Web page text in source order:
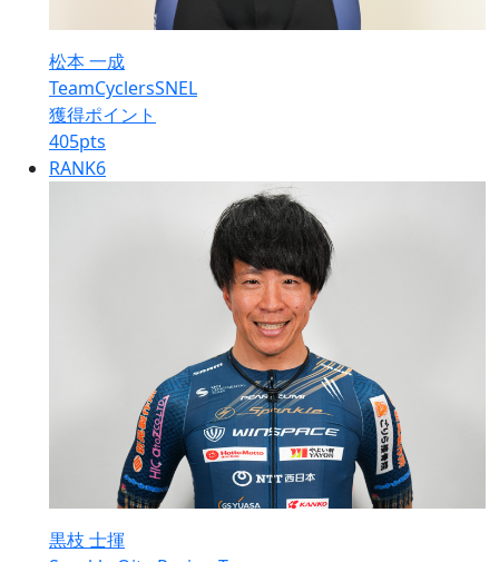
松本 一成
TeamCyclersSNEL
獲得ポイント
405pts
RANK6
黒枝 士揮